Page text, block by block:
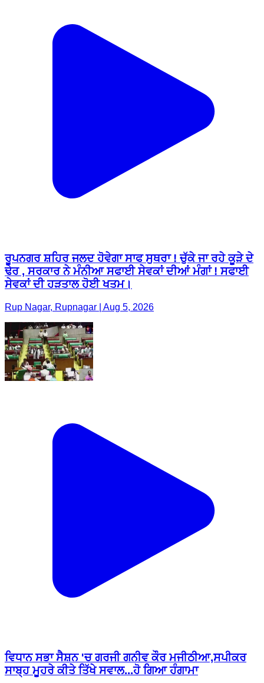
ਰੂਪਨਗਰ ਸ਼ਹਿਰ ਜਲਦ ਹੋਵੇਗਾ ਸਾਫ ਸੁਥਰਾ ! ਚੁੱਕੇ ਜਾ ਰਹੇ ਕੂੜੇ ਦੇ
ਢੇਰ , ਸਰਕਾਰ ਨੇ ਮੰਨੀਆ ਸਫਾਈ ਸੇਵਕਾਂ ਦੀਆਂ ਮੰਗਾਂ ! ਸਫਾਈ
ਸੇਵਕਾਂ ਦੀ ਹੜਤਾਲ ਹੋਈ ਖਤਮ।
Rup Nagar, Rupnagar | Aug 5, 2026
ਵਿਧਾਨ ਸਭਾ ਸੈਸ਼ਨ 'ਚ ਗਰਜੀ ਗਨੀਵ ਕੌਰ ਮਜੀਠੀਆ,ਸਪੀਕਰ
ਸਾਬ੍ਹ ਮੂਹਰੇ ਕੀਤੇ ਤਿੱਖੇ ਸਵਾਲ...ਹੋ ਗਿਆ ਹੰਗਾਮਾ